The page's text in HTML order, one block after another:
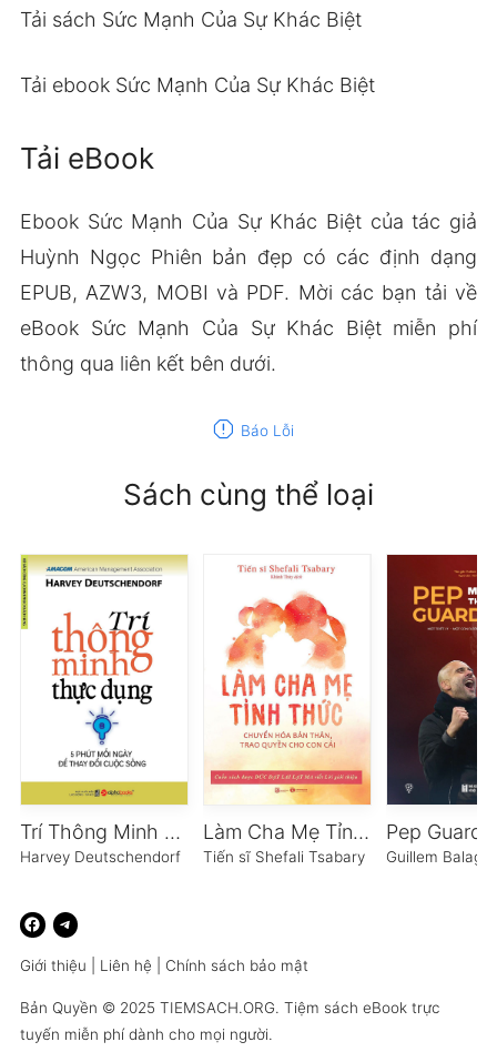
Tải sách Sức Mạnh Của Sự Khác Biệt
Tải ebook Sức Mạnh Của Sự Khác Biệt
Tải eBook
Ebook Sức Mạnh Của Sự Khác Biệt của tác giả
Huỳnh Ngọc Phiên bản đẹp có các định dạng
EPUB, AZW3, MOBI và PDF. Mời các bạn tải về
eBook Sức Mạnh Của Sự Khác Biệt miễn phí
thông qua liên kết bên dưới.
report Báo Lỗi
Sách cùng thể loại
Trí Thông Minh Thực Dụng
Harvey Deutschendorf
Làm Cha Mẹ Tỉnh Thức
Tiến sĩ Shefali Tsabary Guillem
Giới thiệu Liên hệ Chính sách bảo mật
Bản Quyền © 2025 TIEMSACH.ORG. Tiệm sách eBook trực
tuyến miễn phí dành cho mọi người.